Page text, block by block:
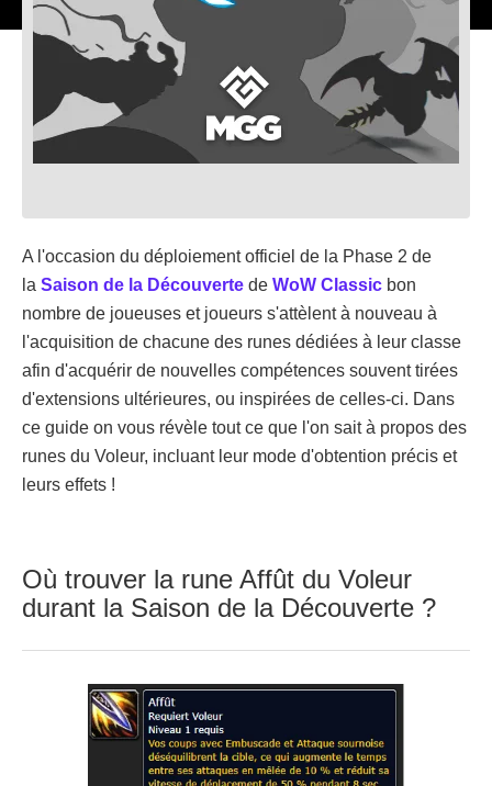
A l'occasion du déploiement officiel de la Phase 2 de
la Saison de la Découverte de WoW Classic bon
nombre de joueuses et joueurs s'attèlent à nouveau à
l'acquisition de chacune des runes dédiées à leur classe
afin d'acquérir de nouvelles compétences souvent tirées
d'extensions ultérieures, ou inspirées de celles-ci. Dans
ce guide on vous révèle tout ce que l'on sait à propos des
runes du Voleur, incluant leur mode d'obtention précis et
leurs effets !
Où trouver la rune Affût du Voleur
durant la Saison de la Découverte ?